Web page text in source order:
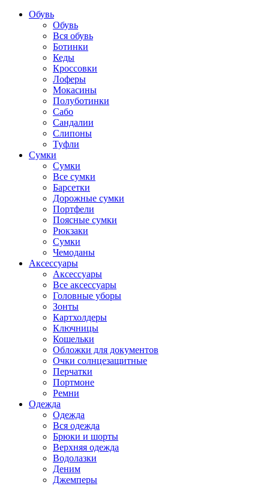
Обувь
Обувь
Вся обувь
Ботинки
Кеды
Кроссовки
Лоферы
Мокасины
Полуботинки
Сабо
Сандалии
Слипоны
Туфли
Сумки
Сумки
Все сумки
Барсетки
Дорожные сумки
Портфели
Поясные сумки
Рюкзаки
Сумки
Чемоданы
Аксессуары
Аксессуары
Все аксессуары
Головные уборы
Зонты
Картхолдеры
Ключницы
Кошельки
Обложки для документов
Очки солнцезащитные
Перчатки
Портмоне
Ремни
Одежда
Одежда
Вся одежда
Брюки и шорты
Верхняя одежда
Водолазки
Деним
Джемперы